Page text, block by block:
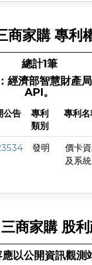
商家購 專利
總計1筆
經濟部智慧財產
API。
公告
專利
類別
專利名
發明
價卡
及系統
商家購 股
以公開資訊觀測